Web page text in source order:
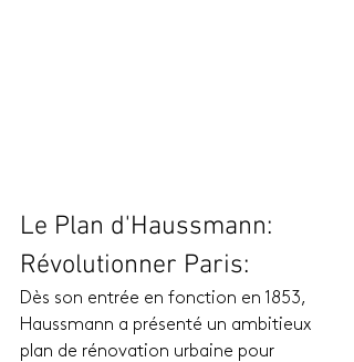
Le Plan d'Haussmann:
Révolutionner Paris:
Dès son entrée en fonction en 1853,
Haussmann a présenté un ambitieux
plan de rénovation urbaine pour